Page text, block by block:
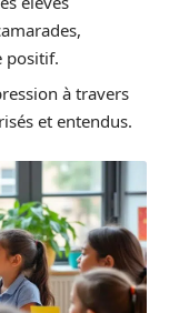
positif.
à travers
et entendus.